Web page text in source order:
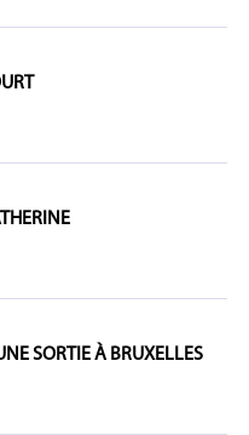
SORTIE À BRUXELLES